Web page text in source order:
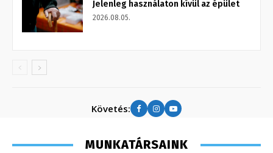
Jelenleg használaton kívül az épület
2026.08.05.
Követés:
MUNKATÁRSAINK